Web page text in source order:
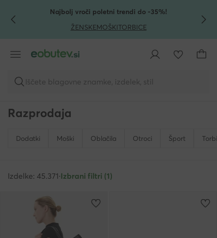
POJDI NA GLAVNO VSEBINO
POJDI NA ISKANJENajbolj vroči poletni trendi do -35%!
ŽENSKEMOŠKITORBICE
Iščete blagovne znamke, izdelek, stil
Razprodaja
Dodatki Moški Oblačila Otroci Šport
Izdelke: 45.371·Izbrani filtri (1)